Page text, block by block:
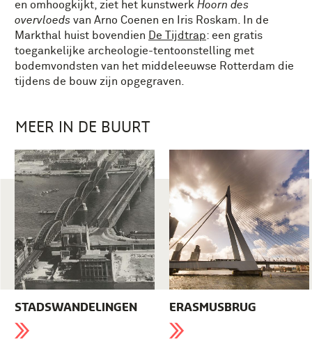
en omhoogkijkt, ziet het kunstwerk Hoorn des
overvloeds van Arno Coenen en Iris Roskam. In de
Markthal huist bovendien
De Tijdtrap: een gratis
toegankelijke archeologie-tentoonstelling met
bodemvondsten van het middeleeuwse Rotterdam die
tijdens de bouw zijn opgegraven.
MEER IN DE BUURT
STADSWANDELINGEN ERASMUSBRUG